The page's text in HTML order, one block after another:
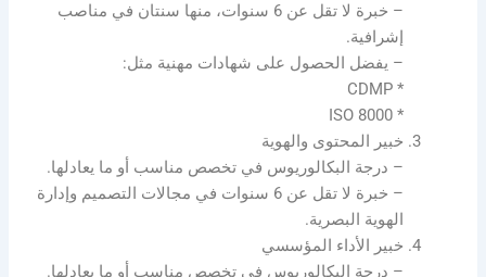
– خبرة لا تقل عن 6 سنوات، منها سنتان في مناصب
إشرافية.
– يفضل الحصول على شهادات مهنية مثل:
* CDMP
* ISO 8000
خبير المحتوى والهوية
– درجة البكالوريوس في تخصص مناسب أو ما يعادلها.
– خبرة لا تقل عن 6 سنوات في مجالات التصميم وإدارة
الهوية البصرية.
خبير الأداء المؤسسي
– درجة البكالوريوس في تخصص مناسب أو ما يعادلها.